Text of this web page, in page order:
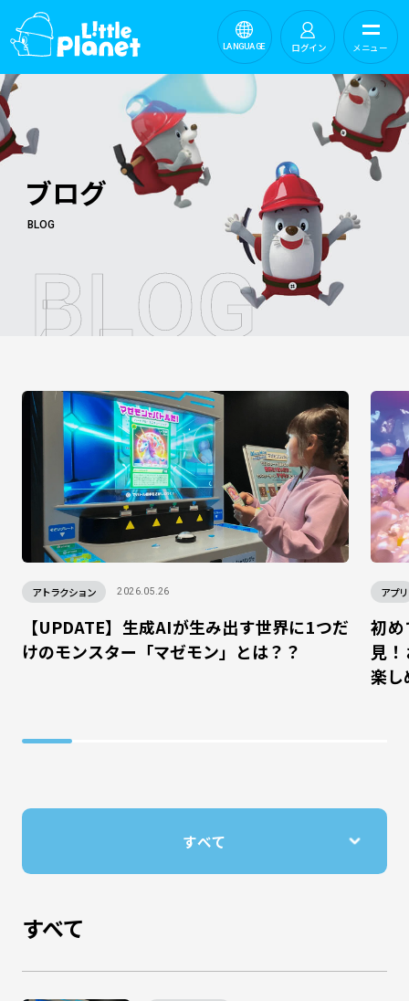
ログイン
LANGUAGE メニュー
ブログ
BLOG
BLOG
アトラクション 2026.05.26
【UPDATE】生成AIが生み出す世界に1つだ
けのモンスター「マゼモン」とは？？
アプリ
初
見
楽し
すべて